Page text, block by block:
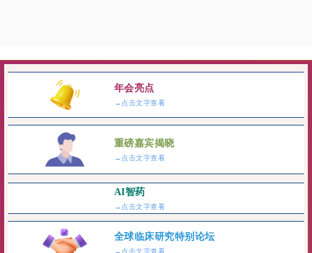
年会亮点
→点击文字查看
重磅嘉宾揭晓
→点击文字查看
AI智药
→点击文字查看
全球临床研究特别论坛